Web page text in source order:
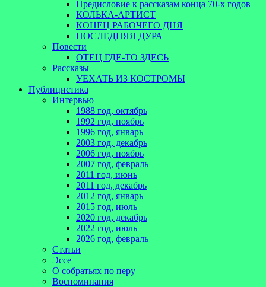
Предисловие к рассказам конца 70-х годов
КОЛЬКА-АРТИСТ
КОНЕЦ РАБОЧЕГО ДНЯ
ПОСЛЕДНЯЯ ДУРА
Повести
ОТЕЦ ГДЕ-ТО ЗДЕСЬ
Рассказы
УЕХАТЬ ИЗ КОСТРОМЫ
Публицистика
Интервью
1988 год, октябрь
1992 год, ноябрь
1996 год, январь
2003 год, декабрь
2006 год, ноябрь
2007 год, февраль
2011 год, июнь
2011 год, декабрь
2012 год, январь
2015 год, июль
2020 год, декабрь
2022 год, июль
2026 год, февраль
Статьи
Эссе
О собратьях по перу
Воспоминания